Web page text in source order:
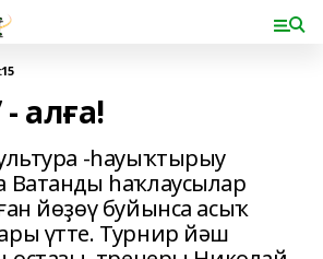
- алға!
-һауыҡтырыу
Ватанды һаҡлаусылар
йөҙөү буйынса асыҡ
үтте. Турнир йәш